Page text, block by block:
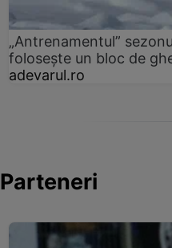
„Antrenamentul”
folosește un bloc de
adevarul.ro
Parteneri